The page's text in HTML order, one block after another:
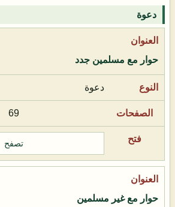
دعوة
حوار مع مسلمين جدد
دعوة
69
تصفح
حوار مع غير مسلمين